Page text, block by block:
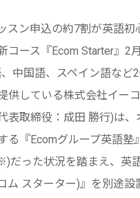
スン申込の約7割が英語初
コース『Ecom Starter』2
中国語、スペイン語など
供している株式会社イー
表取締役：成田 勝行)は
る『Ecomグループ英語塾
だった状況を踏まえ、英
ム スターター)』を別途